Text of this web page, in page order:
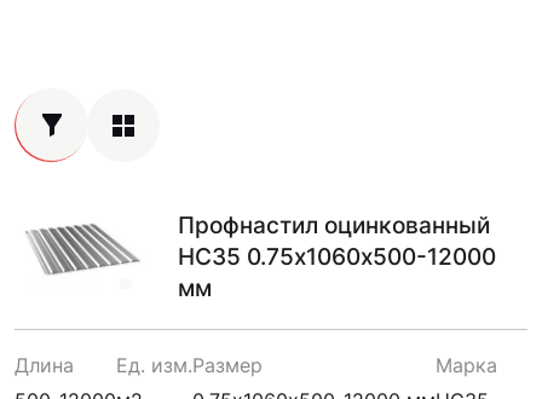
Профнастил оцинкованный
НС35 0.75х1060х500-12000
мм
Длина
Ед. изм.Размер
Марка